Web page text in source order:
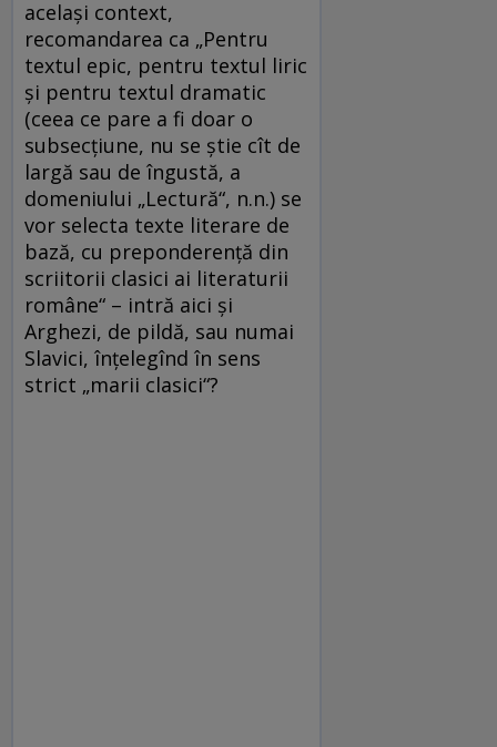
același context,
recomandarea ca „Pentru
textul epic, pentru textul liric
și pentru textul dramatic
(ceea ce pare a fi doar o
subsecțiune, nu se știe cît de
largă sau de îngustă, a
domeniului „Lectură“, n.n.) se
vor selecta texte literare de
bază, cu preponderență din
scriitorii clasici ai literaturii
române“ – intră aici și
Arghezi, de pildă, sau numai
Slavici, înțelegînd în sens
strict „marii clasici“?